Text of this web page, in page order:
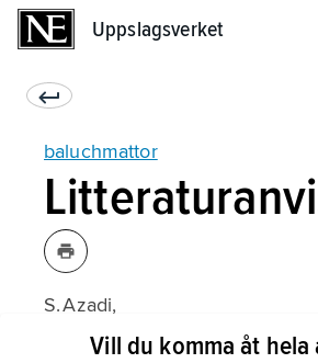
Uppslagsverket
baluchmattor
S. Azadi,
Teppiche in der Belutsch-
Vill du komma åt hela